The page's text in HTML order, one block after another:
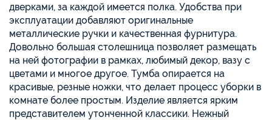
дверками, за каждой имеется полка. Удобства при
эксплуатации добавляют оригинальные
металлические ручки и качественная фурнитура.
Довольно большая столешница позволяет размещать
на ней фотографии в рамках, любимый декор, вазу с
цветами и многое другое. Тумба опирается на
красивые, резные ножки, что делает процесс уборки в
комнате более простым. Изделие является ярким
представителем утонченной классики. Нежный